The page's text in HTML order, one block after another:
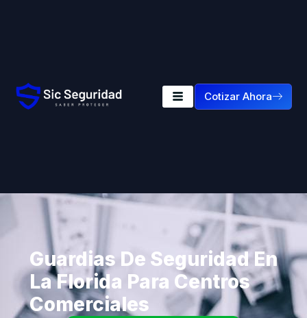
Cotizar Ahora
Guardias De Seguridad En
La Florida Para Centros
Comerciales